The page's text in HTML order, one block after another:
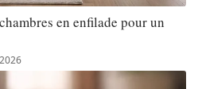
en enfilade pour un